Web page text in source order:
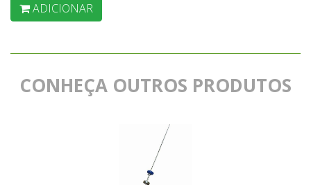
ADICIONAR
CONHEÇA OUTROS PRODUTOS